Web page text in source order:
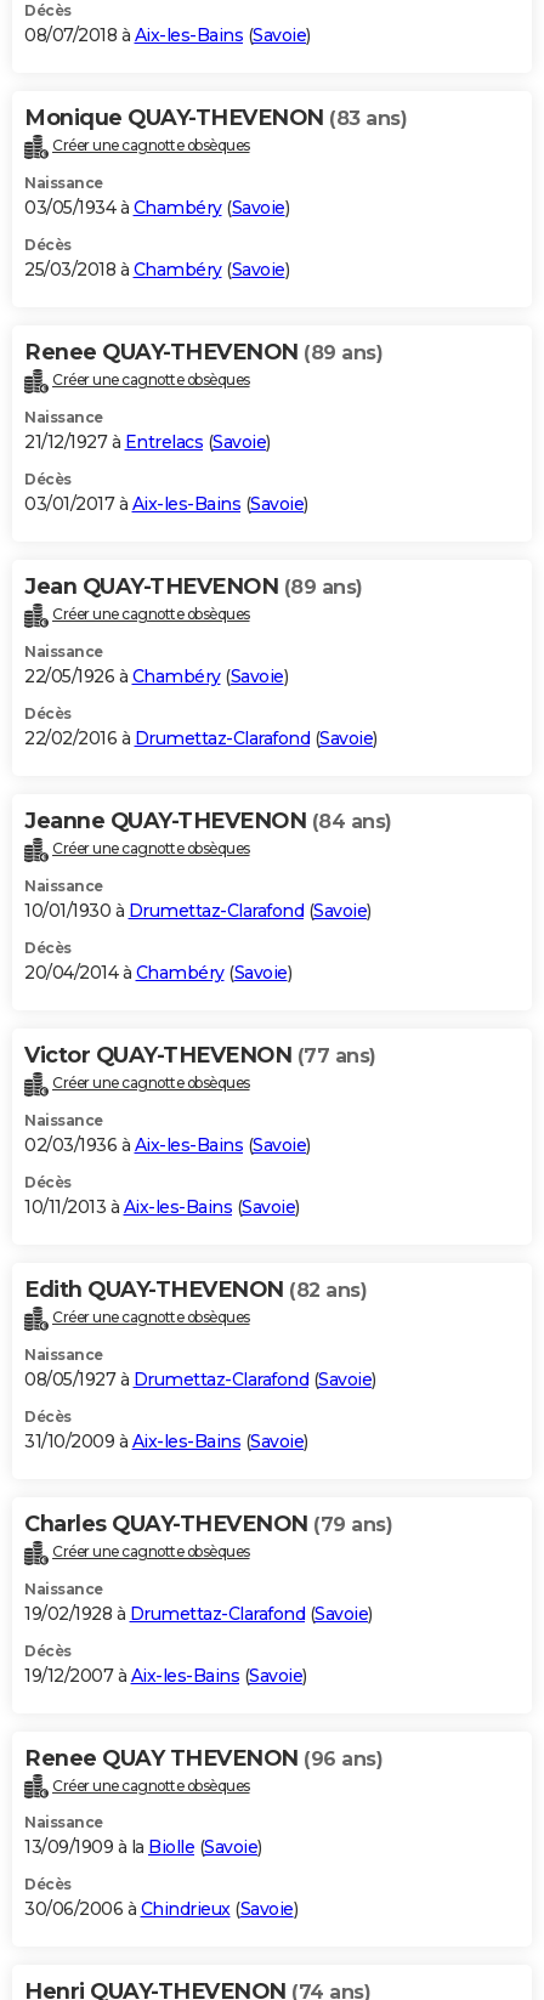
Décès
08/07/2018 à Aix-les-Bains (Savoie)
Monique QUAY-THEVENON (83 ans)
Créer une cagnotte obsèques
Naissance
03/05/1934 à Chambéry(Savoie)
Décès
25/03/2018 à Chambéry(Savoie)
Renee QUAY-THEVENON (89 ans)
Créer une cagnotte obsèques
Naissance
21/12/1927 à Entrelacs (Savoie)
Décès
03/01/2017 à Aix-les-Bains (Savoie)
Jean QUAY-THEVENON (89 ans)
Créer une cagnotte obsèques
Naissance
22/05/1926 à Chambéry(Savoie)
Décès
22/02/2016 à Drumettaz-Clarafond (Savoie)
Jeanne QUAY-THEVENON (84 ans)
Créer une cagnotte obsèques
Naissance
10/01/1930 à Drumettaz-Clarafond (Savoie)
Décès
20/04/2014 à Chambéry(Savoie)
Victor QUAY-THEVENON (77 ans)
Créer une cagnotte obsèques
Naissance
02/03/1936 à Aix-les-Bains (Savoie)
Décès
10/11/2013 à Aix-les-Bains (Savoie)
Edith QUAY-THEVENON (82 ans)
Créer une cagnotte obsèques
Naissance
08/05/1927 à Drumettaz-Clarafond (Savoie)
Décès
31/10/2009 à Aix-les-Bains (Savoie)
Charles QUAY-THEVENON (79 ans)
Créer une cagnotte obsèques
Naissance
19/02/1928 à Drumettaz-Clarafond (Savoie)
Décès
19/12/2007 à Aix-les-Bains (Savoie)
Renee QUAY THEVENON (96 ans)
Créer une cagnotte obsèques
Naissance
13/09/1909 à la Biolle (Savoie)
Décès
30/06/2006 à Chindrieux(Savoie)
Henri QUAY-THEVENON (74 ans)